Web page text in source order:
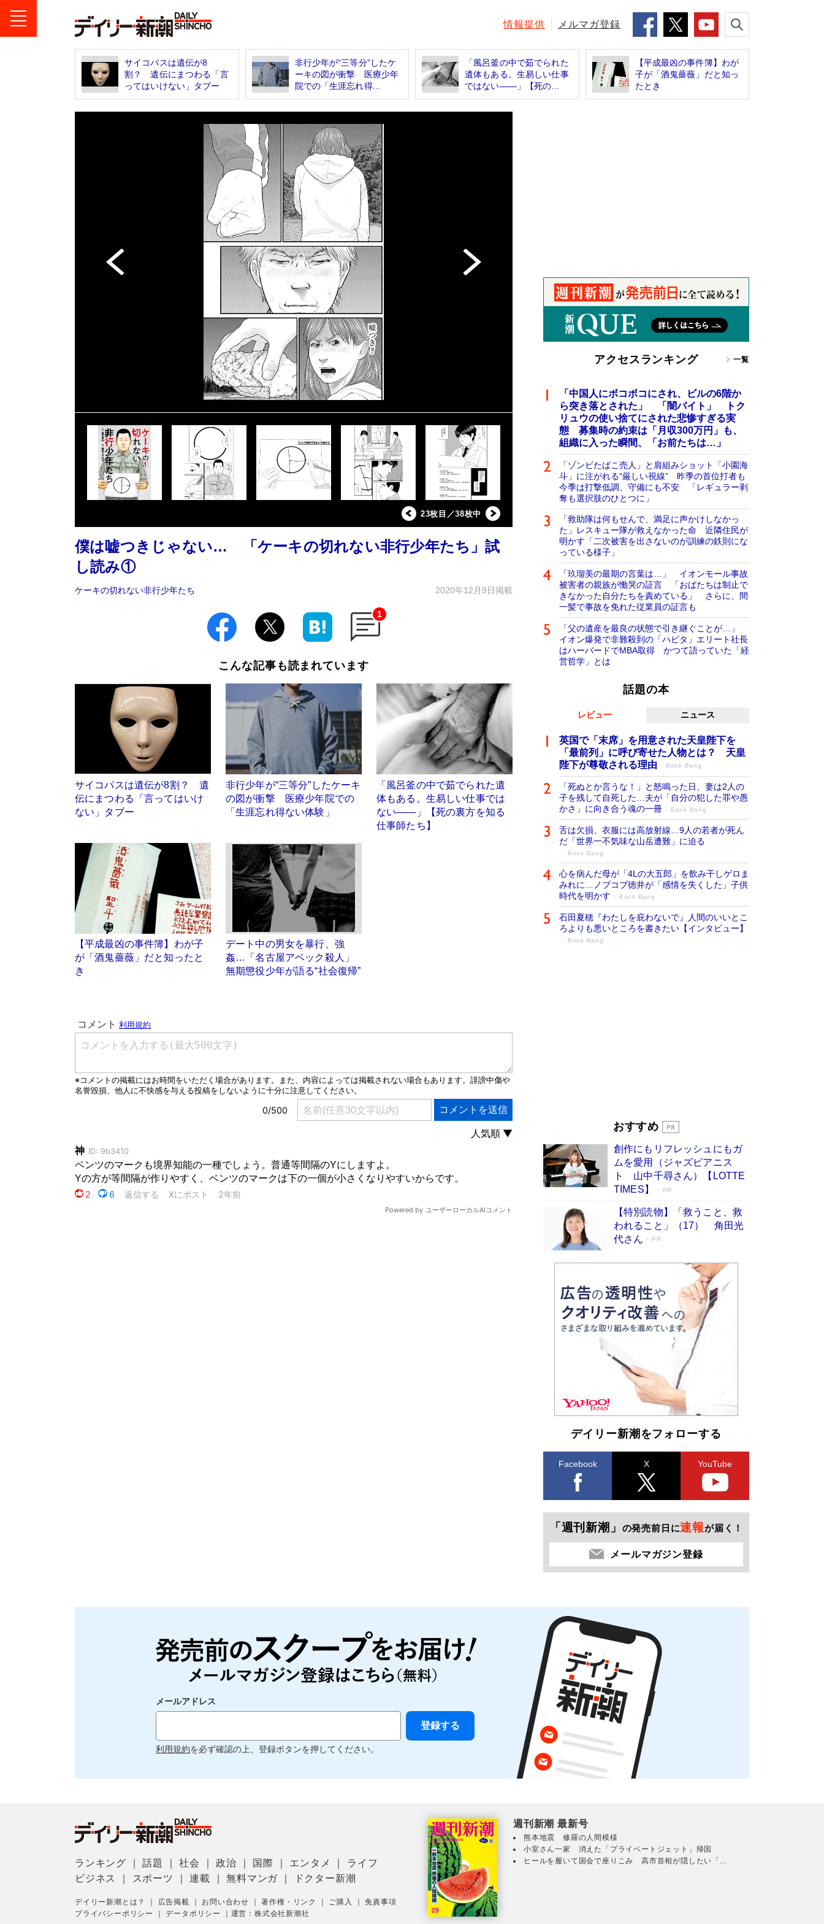
情報提供 メルマガ登録
サイコパスは遺伝が8
割？ 遺伝にまつわる「言
ってはいけない」タブー
非行少年が“三等分”したケ
ーキの図が衝撃 医療少年
院での「生涯忘れ得...
「風呂釜の中で茹でられた
遺体もある。生易しい仕事
ではない――」【死の...
【平成最凶の事件簿】わが
子が「酒鬼薔薇」だと知っ
たとき
23枚目／38枚中
僕は嘘つきじゃない… 「ケーキの切れない非行少年たち」試
し読み①
ケーキの切れない非行少年たち 2020年12月9日掲載
1
こんな記事も読まれています
サイコパスは遺伝が8割？ 遺
伝にまつわる「言ってはいけ
ない」タブー
非行少年が“三等分”したケーキ
の図が衝撃 医療少年院での
「生涯忘れ得ない体験」
「風呂釜の中で茹でられた遺
体もある。生易しい仕事では
ない――」【死の裏方を知る
仕事師たち】
【平成最凶の事件簿】わが子
が「酒鬼薔薇」だと知ったと
き
デート中の男女を暴行、強
姦…「名古屋アベック殺人」
無期懲役少年が語る“社会復帰”
アクセスランキング 一覧
「中国人にボコボコにされ、ビルの6階か
ら突き落とされた」 「闇バイト」 トク
リュウの使い捨てにされた悲惨すぎる実
態 募集時の約束は「月収300万円」も、
組織に入った瞬間、「お前たちは…」
「ゾンビたばこ売人」と肩組みショット「小園海
斗」に注がれる“厳しい視線” 昨季の首位打者も
今季は打撃低調、守備にも不安 「レギュラー剥
奪も選択肢のひとつに」
「救助隊は何もせんで、満足に声かけしなかっ
た」レスキュー隊が救えなかった命 近隣住民が
明かす「二次被害を出さないのが訓練の鉄則にな
っている様子」
「玖瑠美の最期の言葉は…」 イオンモール事故
被害者の親族が慟哭の証言 「おばたちは制止で
きなかった自分たちを責めている」 さらに、間
一髪で事故を免れた従業員の証言も
「父の遺産を最良の状態で引き継ぐことが…」
イオン爆発で非難殺到の「ハビタ」エリート社長
はハーバードでMBA取得 かつて語っていた「経
営哲学」とは
話題の本
レビュー ニュース
英国で「末席」を用意された天皇陛下を
「最前列」に呼び寄せた人物とは？ 天皇
陛下が尊敬される理由
Book Bang
「死ぬとか言うな！」と怒鳴った日、妻は2人の
子を残して自死した…夫が「自分の犯した罪や愚
かさ」に向き合う魂の一冊
Book Bang
舌は欠損、衣服には高放射線…9人の若者が死ん
だ「世界一不気味な山岳遭難」に迫る
Book Bang
心を病んだ母が「4Lの大五郎」を飲み干しゲロま
みれに…ノブコブ徳井が「感情を失くした」子供
時代を明かす
Book Bang
石田夏穂『わたしを庇わないで』人間のいいとこ
ろよりも悪いところを書きたい【インタビュー】
Book Bang
「『火垂るの墓』は、大嘘である」原作者が抱き
続けた“自責の念”とは…「自己憐憫は描きたくな
い」監督が徹底的にこだわったこと（後編） #
戦争の記憶
Book Bang
おすすめ
創作にもリフレッシュにもガ
ムを愛用（ジャズピアニス
ト 山中千尋さん）【LOTTE
TIMES】
PR
【特別読物】「救うこと、救
われること」（17） 角田光
代さん
PR
デイリー新潮をフォローする
Facebook X YouTube
「週刊新潮」 の発売前日に速報が届く！
メールマガジン登録
メールアドレス
利用規約を必ず確認の上、登録ボタンを押してください。
ランキング ｜話題 ｜社会 ｜政治 国際 エンタメ
ライフ
ビジネス
スポーツ ｜連載 ｜無料マンガ ドクター新潮
デイリー新潮とは？ 広告掲載 お問い合わせ ｜著作権・リンク ご購入 ｜免責事項
プライバシーポリシー
｜データポリシー 運営：株式会社新潮社
週刊新潮 最新号
熊本地震 修羅の人間模様
小室さん一家 消えた「プライベートジェット」帰国
ヒールを履いて国会で座りこみ 高市首相が隠したい「...